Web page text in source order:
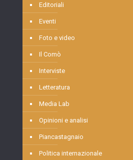
Editoriali
Eventi
Foto e video
Il Comò
Interviste
Letteratura
Media Lab
Opinioni e analisi
Piancastagnaio
Politica internazionale